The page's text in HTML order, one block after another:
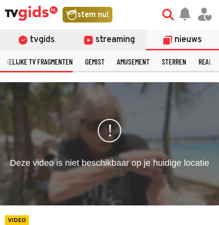
stem nu!
tvgids streaming nieuws
TV FRAGMENTEN GEMIST AMUSEMENT STERREN
©
VIDEO